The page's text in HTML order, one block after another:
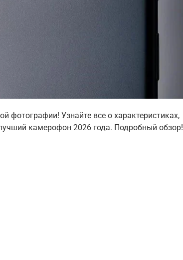
фотографии! Узнайте все о характеристиках,
камерофон 2026 года. Подробный обзор!